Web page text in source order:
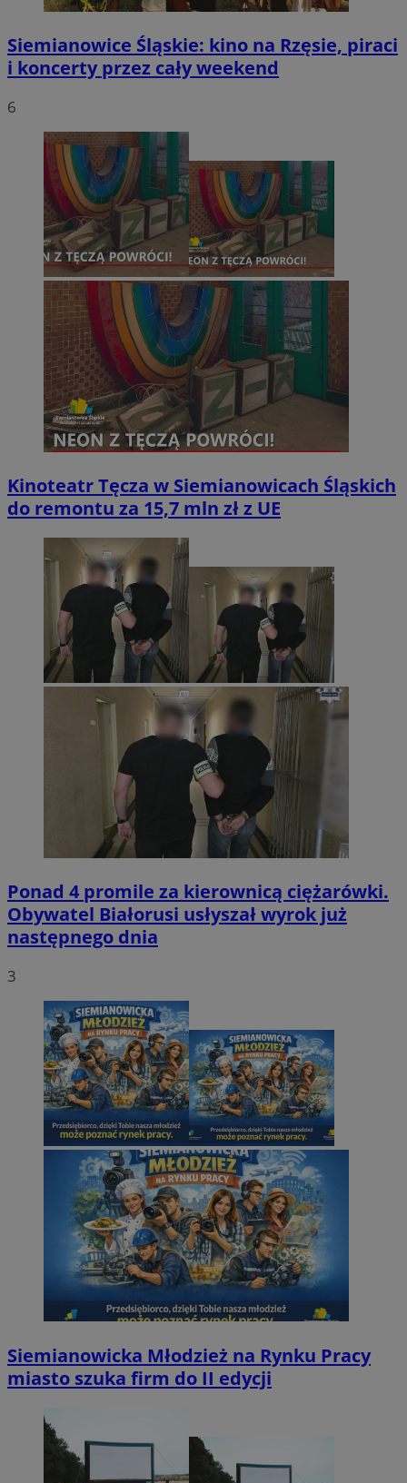
Siemianowice Śląskie: kino na Rzęsie, piraci
i koncerty przez cały weekend
6
Kinoteatr Tęcza w Siemianowicach Śląskich
do remontu za 15,7 mln zł z UE
Ponad 4 promile za kierownicą ciężarówki.
Obywatel Białorusi usłyszał wyrok już
następnego dnia
3
Siemianowicka Młodzież na Rynku Pracy
miasto szuka firm do II edycji